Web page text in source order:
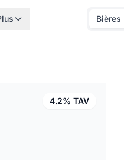
Bières
4.2% TAV